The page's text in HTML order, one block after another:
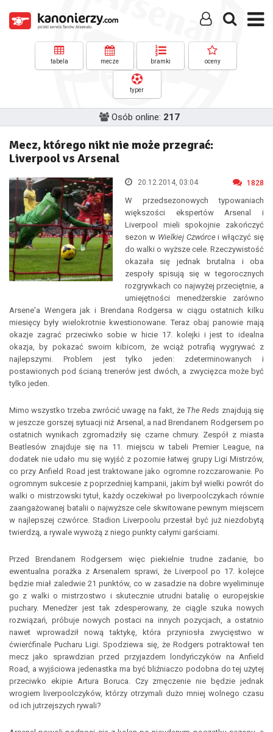
tabela mecze bramki oceny
typer
Osób online: 217
Mecz, którego nikt nie może przegrać:
Liverpool vs Arsenal
20.12.2014, 03:04 1828
W przedsezonowych typowaniach
większości ekspertów Arsenal i
Liverpool mieli spokojnie zakończyć
sezon w Wielkiej Czwórcei włączyć się
do walki o wyższe cele. Rzeczywistość
okazała się jednak brutalna i oba
zespoły spisują się w tegorocznych
rozgrywkach co najwyżej przeciętnie, a
umiejętności menedżerskie zarówno
Arsene'a Wengera jak i Brendana Rodgersa w ciągu ostatnich kilku
miesięcy były wielokrotnie kwestionowane. Teraz obaj panowie mają
okazje zagrać przeciwko sobie w hicie 17. kolejki i jest to idealna
okazja, by pokazać swoim kibicom, że wciąż potrafią wygrywać z
najlepszymi. Problem jest tylko jeden: zdeterminowanych i
postawionych pod ścianą trenerów jest dwóch, a zwycięzca może być
tylko jeden.
Mimo wszystko trzeba zwrócić uwagę na fakt, że The Reds znajdują się
w jeszcze gorszej sytuacji niż Arsenal, a nad Brendanem Rodgersem po
ostatnich wynikach zgromadziły się czarne chmury. Zespół z miasta
Beatlesów znajduje się na 11. miejscu w tabeli Premier League, na
dodatek nie udało mu się wyjść z pozornie łatwej grupy Ligi Mistrzów,
co przy Anfield Road jest traktowane jako ogromne rozczarowanie. Po
ogromnym sukcesie z poprzedniej kampanii, jakim był wielki powrót do
walki o mistrzowski tytuł, każdy oczekiwał po liverpoolczykach równie
zaangażowanej batalii o najwyższe cele skwitowane pewnym miejscem
w najlepszej czwórce. Stadion Liverpoolu przestał być już niezdobytą
twierdzą, a rywale wywożą z niego punkty całymi garściami.
Przed Brendanem Rodgersem więc piekielnie trudne zadanie, bo
ewentualna porażka z Arsenalem sprawi, że Liverpool po 17. kolejce
będzie miał zaledwie 21 punktów, co w zasadzie na dobre wyeliminuje
go z walki o mistrzostwo i skutecznie utrudni batalię o europejskie
puchary. Menedżer jest tak zdesperowany, że ciągle szuka nowych
rozwiązań, próbuje nowych postaci na innych pozycjach, a ostatnio
nawet wprowadził nową taktykę, która przyniosła zwycięstwo w
ćwierćfinale Pucharu Ligi. Spodziewa się, że Rodgers potraktował ten
mecz jako sprawdzian przed przyjazdem londyńczyków na Anfield
Road, a wyjściowa jedenastka ma być bliźniaczo podobna do tej użytej
przeciwko ekipie Artura Boruca. Czy zmęczenie nie będzie jednak
wrogiem liverpoolczyków, którzy otrzymali dużo mniej wolnego czasu
od ich jutrzejszych rywali?